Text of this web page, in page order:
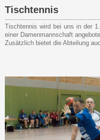
Tischtennis
Tischtennis wird bei uns in der
einer Damenmannschaft
Zusätzlich bietet die Abteilung